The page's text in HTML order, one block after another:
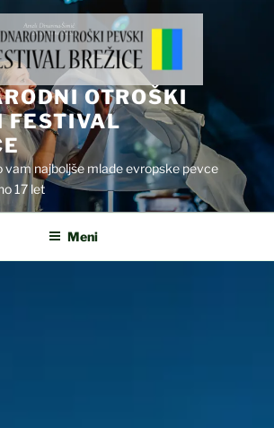
OTROŠKI
FESTIVAL
vam najboljše mlade evropske pevce
17 let
Meni